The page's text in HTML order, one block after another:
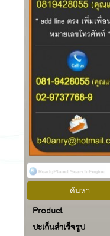
Product
ปะเก็นสำเร็จรูป